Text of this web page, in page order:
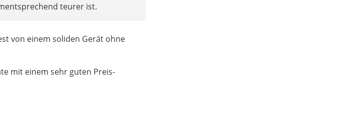
teurer ist.
von einem soliden Gerät ohne
mit einem sehr guten Preis-